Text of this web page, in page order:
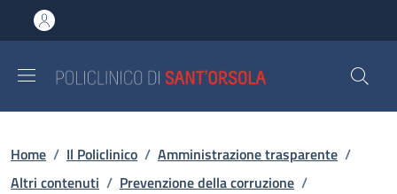
al contenuto principale
to footer content
Briciole di pane
Home / Il Policlinico / Amministrazione trasparente /
Altri contenuti / Prevenzione della corruzione /